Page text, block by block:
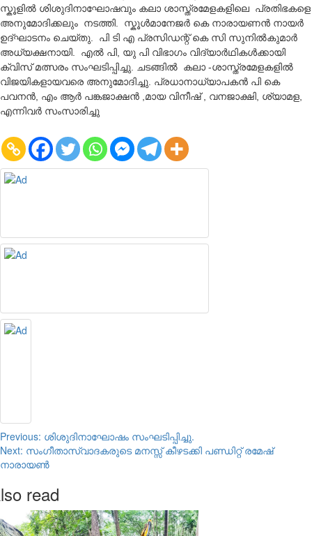
സ്കൂളില്‍ ശിശുദിനാഘോഷവും കലാ ശാസ്ത്രമേളകളിലെ പ്രതിഭകളെ
അനുമോദിക്കലും നടത്തി. സ്കൂള്‍മാനേജര്‍ കെ നാരായണന്‍ നായര്‍
ഉദ്ഘാടനം ചെയ്തു. പി ടി എ പ്രസിഡന്റ് കെ സി സുനില്‍കുമാര്‍
അധ്യക്ഷനായി. എല്‍ പി, യു പി വിഭാഗം വിദ്യാര്‍ഥികള്‍ക്കായി
ക്വിസ് മത്സരം സംഘടിപ്പിച്ചു. ചടങ്ങില്‍ കലാ -ശാസ്ത്രമേളകളില്‍
വിജയികളായവരെ അനുമോദിച്ചു. പ്രധാനാധ്യാപകന്‍ പി കെ
പവനന്‍, എം ആര്‍ പങ്കജാക്ഷന്‍ ,മായ വിനീഷ് , വനജാക്ഷി, ശ്യാമള,
എന്നിവര്‍ സംസാരിച്ചു
Post
navigation
Previous: ശിശുദിനാഘോഷം സംഘടിപ്പിച്ചു.
Next: സംഗീതാസ്വാദകരുടെ മനസ്സ് കീഴടക്കി പണ്ഡിറ്റ് രമേഷ്
നാരായൺ
read